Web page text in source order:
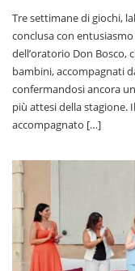
Tre settimane di giochi,
conclusa con entusiasmo
dell’oratorio Don Bosco,
bambini, accompagnati
confermandosi ancora
più attesi della stagione.
accompagnato […]